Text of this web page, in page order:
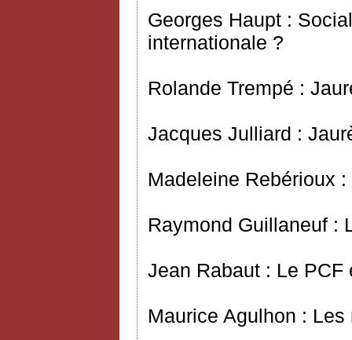
Georges Haupt :
internationale ?
Rolande Trempé :
Jacques Julliard :
Madeleine Rebérioux
Raymond Guillaneuf :
Jean Rabaut : Le PCF
Maurice Agulhon :